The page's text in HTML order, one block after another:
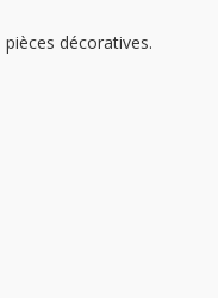
décoratives.